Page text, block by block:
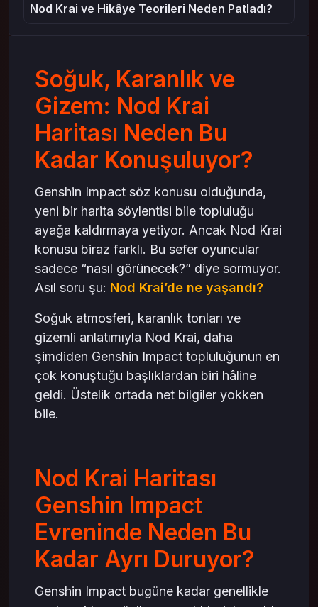
Nod Krai ve Hikâye Teorileri Neden Patladı?
Nod Krai Keşfi Daha Zor ve Yıpratıcı mı
Nod Krai Takım Kurma Alışkanlıklarını
Değiştirir mi?
Topluluk Tepkisi Neden Daha Sakin?
Nod Krai Genshin Impact İçin Bir Dönüm
Noktası mı?
Nod Krai Gelmeden Önce Oyuncular Ne
Soğuk, Karanlık ve
Gizem: Nod Krai
Haritası Neden Bu
Kadar Konuşuluyor?
Genshin Impact söz konusu olduğunda,
yeni bir harita söylentisi bile topluluğu
ayağa kaldırmaya yetiyor. Ancak Nod Krai
konusu biraz farklı. Bu sefer oyuncular
sadece “nasıl görünecek?” diye sormuyor.
Asıl soru şu: Nod Krai’de ne yaşandı?
Soğuk atmosferi, karanlık tonları ve
gizemli anlatımıyla Nod Krai, daha
şimdiden Genshin Impact topluluğunun en
çok konuştuğu başlıklardan biri hâline
geldi. Üstelik ortada net bilgiler yokken
bile.
Nod Krai Haritası
Genshin Impact
Evreninde Neden Bu
Kadar Ayrı Duruyor?
Genshin Impact bugüne kadar genellikle